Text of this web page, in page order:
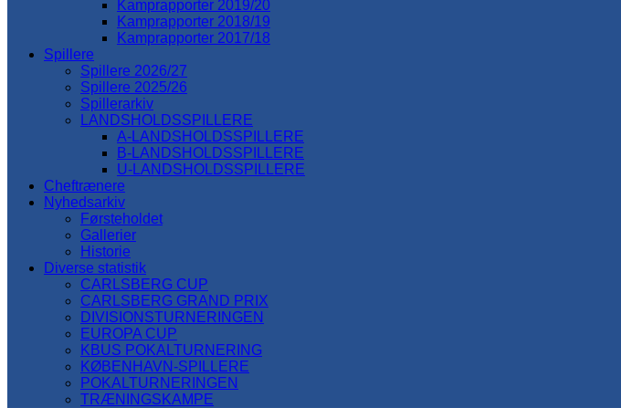
Kamprapporter 2019/20
Kamprapporter 2018/19
Kamprapporter 2017/18
Spillere
Spillere 2026/27
Spillere 2025/26
Spillerarkiv
LANDSHOLDSSPILLERE
A-LANDSHOLDSSPILLERE
B-LANDSHOLDSSPILLERE
U-LANDSHOLDSSPILLERE
Cheftrænere
Nyhedsarkiv
Førsteholdet
Gallerier
Historie
Diverse statistik
CARLSBERG CUP
CARLSBERG GRAND PRIX
DIVISIONSTURNERINGEN
EUROPA CUP
KBUS POKALTURNERING
KØBENHAVN-SPILLERE
POKALTURNERINGEN
TRÆNINGSKAMPE